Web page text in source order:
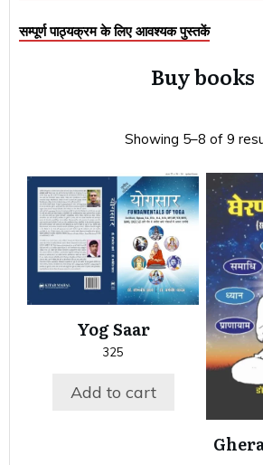
सम्पूर्ण पाठ्यक्रम के लिए आवश्यक पुस्तकें
Buy books
Showing 5–8 of 9
Yog Saar
325
Add to cart